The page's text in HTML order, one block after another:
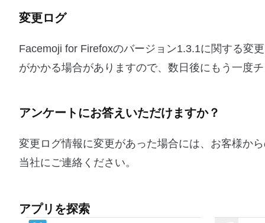
変更ログ
Facemoji for Firefoxのバージョン1.3.1に関する変
がかかる場合がありますので、数日後にもう一度
アンケートにお答えいただけますか？
変更ログ情報に変更があった場合には、お客様か
当社にご連絡ください。
アプリを探索